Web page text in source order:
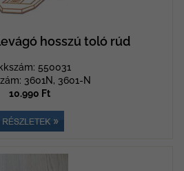
hosszú toló rúd
550031
3601N, 3601-N
10.990 Ft